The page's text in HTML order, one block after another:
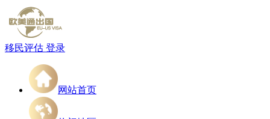
移民评估 登录
网站首页